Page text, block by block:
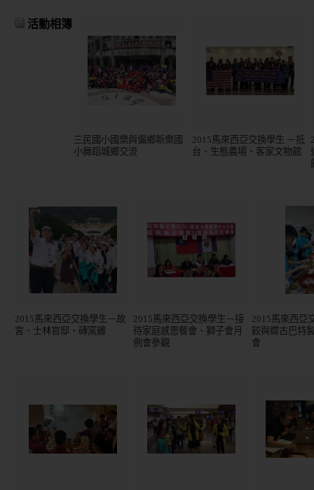
兩岸商業投資考察團於大陸多地受到盛大歡迎並且已有多個項目落
活動相簿
三民國小國樂與偏鄉新樂國
小舞蹈城鄉交流
2015馬來西亞交換學生 －抵
台、生態農場、客家文物館
2015馬來西亞交換學生－故
宮、士林官邸、磚窯雞
2015馬來西亞交換學生－接
待家庭感恩餐會、獅子會月
例會參觀
2015馬來西亞
餃與蝶古巴特
會